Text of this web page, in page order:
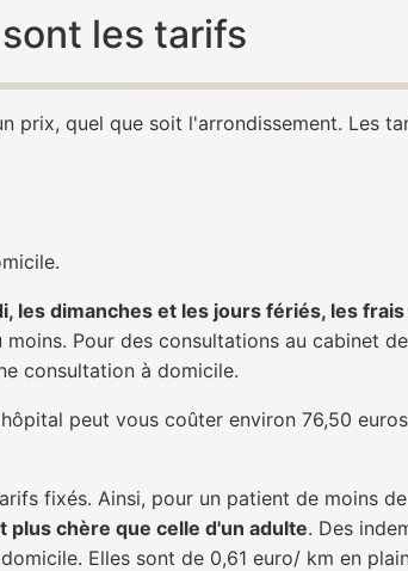
les tarifs
prix, quel que soit l'arrondissement. Les
les dimanches et les jours fériés, les
Pour des consultations au cabinet
consultation à domicile.
peut vous coûter environ 76,50
fixés. Ainsi, pour un patient de moins
plus chère que celle d'un adulte. Des
Elles sont de 0,61 euro/ km en